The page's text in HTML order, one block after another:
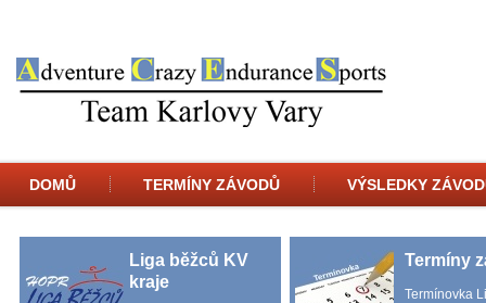
DOMŮ TERMÍNY ZÁVODŮ VÝSLEDKY
Liga běžců KV
kraje
Termíny
Termínovka